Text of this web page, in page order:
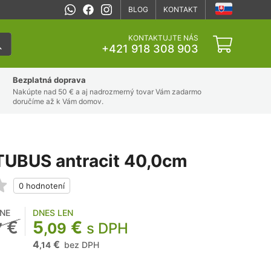
BLOG KONTAKT
KONTAKTUJTE NÁS
+421 918 308 903
Bezplatná doprava
Nakúpte nad 50 € a aj nadrozmerný tovar Vám zadarmo
doručíme až k Vám domov.
antracit 40,0cm
€
DNES LEN
5,09 € s DPH
4,14 € bez DPH